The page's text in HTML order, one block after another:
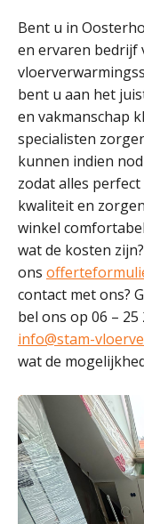
Bent u in
en ervaren bedrijf
bent u aan het
en vakmanschap
specialisten
kunnen indien
zodat alles
kwaliteit en
winkel
wat de kosten
ons
contact met ons?
bel ons op 06 –
info@stam-
wat de